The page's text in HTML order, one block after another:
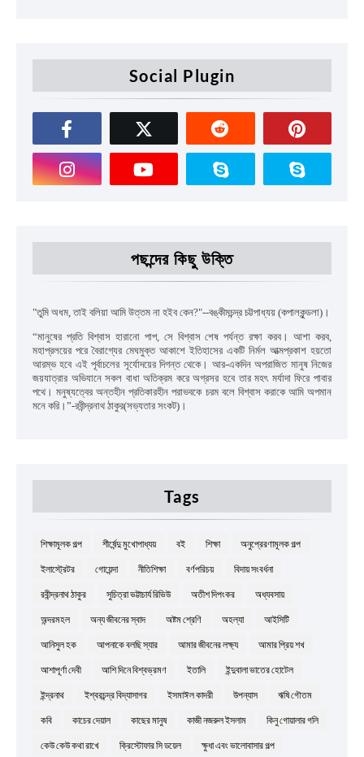
Social Plugin
পছন্দের কিছু উক্তি
"তুমি অধম ,তাই বলিয়া আমি উত্তম না হইব কেন?"--বঙ্কীমচন্দ্র চট্টপাধ্যয় (কপালকুন্ডলা)।
“মানুষের প্রতি বিশ্বাস হারানো পাপ, সে বিশ্বাস শেষ পর্যন্ত রক্ষা করব। আশা করব
মহাপ্রলয়ের পরে বৈরাগ্যের মেঘমুক্ত আকাশে ইতিহাসের একটি নির্মল আত্মপ্রকাশ হয়তো
আরম্ভ হবে এই পূর্বাচলের সূর্যোদয়ের দিগন্ত থেকে। আর-একদিন অপরাজিত মানুষ নিজের
জয়যাত্রার অভিযানে সকল বাধা অতিক্রম করে অগ্রসর হবে তার মহৎ মর্যাদা ফিরে পাবার
পথে। মনুষ্যত্বের অন্তহীন প্রতিকারহীন পরাভবকে চরম বলে বিশ্বাস করাকে আমি অপমান
মনে করি।”-রবীন্দ্রনাথ ঠাকুর(সভ্যতার সংকট)।
Tags
শিক্ষামূলক গল্প শীর্ষেন্দু মুখোপাধ্যয় বই শিক্ষা অনুপ্রেরণামূলক গল্প
ইলাস্ট্রেটর গোয়েন্দা নীতিশিক্ষা বর্ণপরিচয় বিদায় সংবর্ধনা
রবীন্দ্রনাথ ঠাকুর সুচিত্রা ভট্টাচার্য রিভিউ অতীশ দিপংকর অধ্যবসায়
অন্দরমহল অন্য জীবনের স্বাদ অষ্টম শ্রেণি অহল্যা আইসিটি
আনিসুল হক আপনাকে বলছি স্যার আমার জীবনের লক্ষ্য আমার প্রিয় শখ
আশাপূর্ণা দেবী আশি দিনে বিশ্বভ্রমণ ইতালি ইন্দুবালা ভাতের হোটেল
ইন্দ্রনাথ ইশ্বরচন্দ্র বিদ্যাসাগর ইসমাঈল কাদরী উপন্যাস ঋষি গৌতম
কবি কাচের দেয়াল কাছের মানুষ কাজী নজরুল ইসলাম কিনু গোয়ালার গলি
কেউ কেউ কথা রাখে ক্রিস্টোফার সি ডয়েল ক্ষুধা এবং ভালোবাসার গল্প